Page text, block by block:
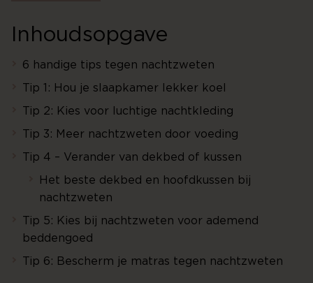
Inhoudsopgave
6 handige tips tegen nachtzweten
Tip 1: Hou je slaapkamer lekker koel
Tip 2: Kies voor luchtige nachtkleding
Tip 3: Meer nachtzweten door voeding
Tip 4 – Verander van dekbed of kussen
Het beste dekbed en hoofdkussen bij
nachtzweten
Tip 5: Kies bij nachtzweten voor ademend
beddengoed
Tip 6: Bescherm je matras tegen nachtzweten